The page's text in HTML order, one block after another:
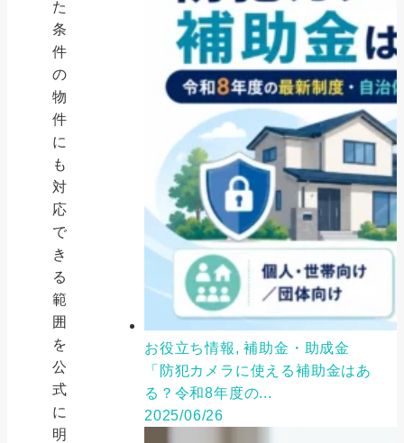
た
条
件
の
物
件
に
も
対
応
で
き
る
範
囲
を
公
式
に
明
お役立ち情報, 補助金・助成金
「防犯カメラに使える補助金はあ
る？令和8年度の...
2025/06/26